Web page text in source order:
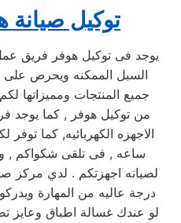
توكيل
يوجد فى توكيل هوفر فريق
السبل الممكنه ويحرص على
جميع المنتجات ومميزاتها
من توكيل هوفر , كما يوجد
ساعه , فى تلقى شكواكم ,
لصيانه اجهزتكم . لدي مركز
درجة عاليه من المهارة
لو عندك غسالة اطباق وعايز